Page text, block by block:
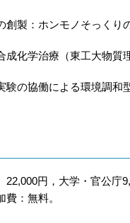
創製：ホンモノそっくり
成化学治療（東工大物質
験の協働による環境調
22,000円，大学・官公庁
費：無料。